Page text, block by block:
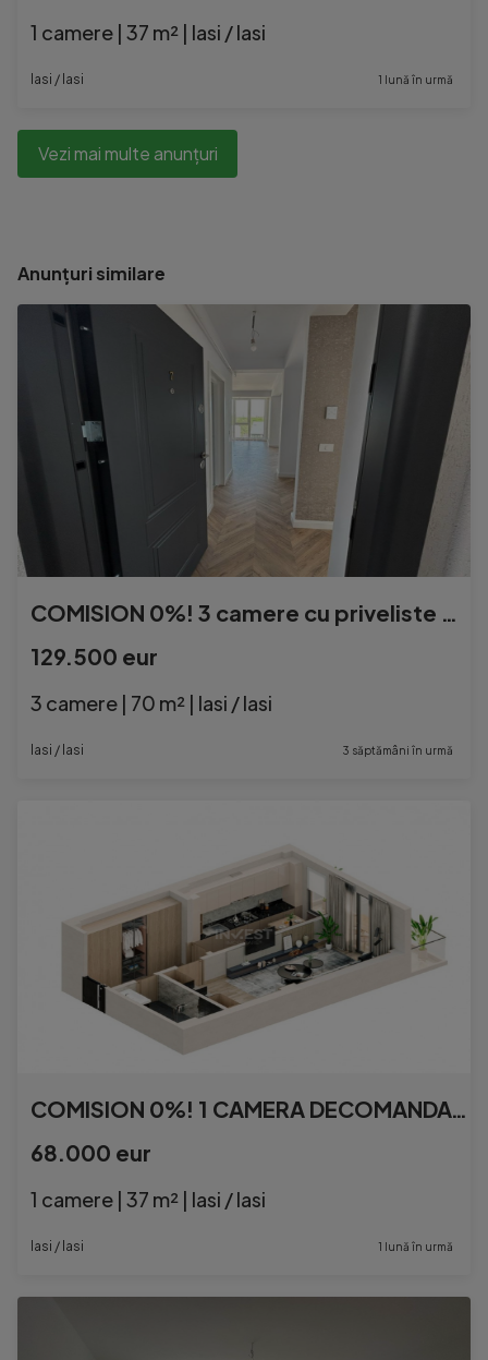
1 camere | 37 m² | Iasi / Iasi
Iasi / Iasi 1 lună în urmă
Vezi mai multe anunțuri
Anunțuri similare
COMISION 0%! 3 camere cu priveliste Valea Lupului-Rediu
129.500 eur
3 camere | 70 m² | Iasi / Iasi
Iasi / Iasi 3 săptămâni în urmă
COMISION 0%! 1 CAMERA DECOMANDAT BLOC NOU MALL MOLDOVA
68.000 eur
1 camere | 37 m² | Iasi / Iasi
Iasi / Iasi 1 lună în urmă